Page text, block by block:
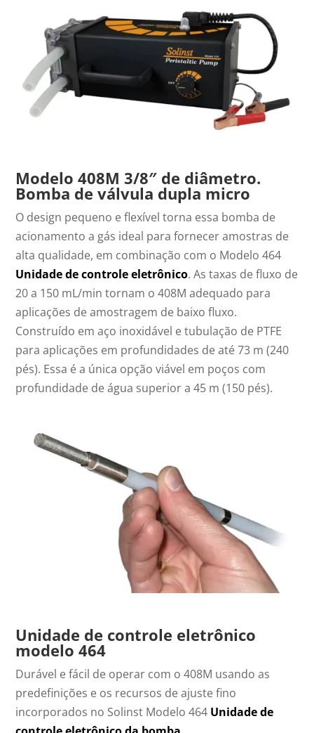
Modelo 408M 3/8″ de diâmetro.
Bomba de válvula dupla micro
O design pequeno e flexível torna essa bomba de
acionamento a gás ideal para fornecer amostras de
alta qualidade, em combinação com o Modelo 464
Unidade de controle eletrônico. As taxas de fluxo de
20 a 150 mL/min tornam o 408M adequado para
aplicações de amostragem de baixo fluxo.
Construído em aço inoxidável e tubulação de PTFE
para aplicações em profundidades de até 73 m (240
pés). Essa é a única opção viável em poços com
profundidade de água superior a 45 m (150 pés).
Unidade de controle eletrônico
modelo 464
Durável e fácil de operar com o 408M usando as
predefinições e os recursos de ajuste fino
incorporados no Solinst Modelo 464 Unidade de